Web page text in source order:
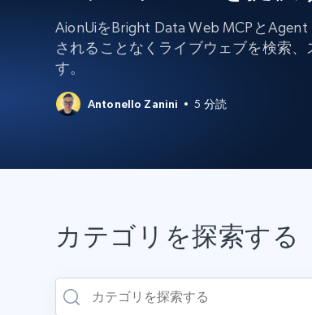
データセンタープロキ
効率的なデータ抽出を実
性の高いプロキシ
AionUiをBright Data Web MCPと
されることなくライブウェブを検索
す。
Antonello Zanini 5 分読
カテゴリを探索する